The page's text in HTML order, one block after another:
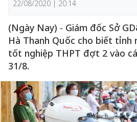
22/08/2020 | 20:14
(Ngày Nay) - Giám đốc Sở
Hà Thanh Quốc cho biết tỉnh
tốt nghiệp THPT đợt 2 vào
31/8.